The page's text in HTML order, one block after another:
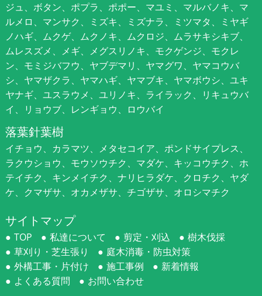
ジュ、ボタン、ポプラ、ポポー、マユミ、マルバノキ、マ
ルメロ、マンサク、ミズキ、ミズナラ、ミツマタ、ミヤギ
ノハギ、ムクゲ、ムクノキ、ムクロジ、ムラサキシキブ、
ムレスズメ、メギ、メグスリノキ、モクゲンジ、モクレ
ン、モミジバフウ、ヤブデマリ、ヤマグワ、ヤマコウバ
シ、ヤマザクラ、ヤマハギ、ヤマブキ、ヤマボウシ、ユキ
ヤナギ、ユスラウメ、ユリノキ、ライラック、リキュウバ
イ、リョウブ、レンギョウ、ロウバイ
落葉針葉樹
イチョウ、カラマツ、メタセコイア、ポンドサイプレス、
ラクウショウ、モウソウチク、マダケ、キッコウチク、ホ
テイチク、キンメイチク、ナリヒラダケ、クロチク、ヤダ
ケ、クマザサ、オカメザサ、チゴザサ、オロシマチク
サイトマップ
TOP 私達について 剪定・刈込
樹木伐採
草刈り・芝生張り
庭木消毒・防虫対策
外構工事・片付け
施工事例
新着情報
よくある質問
お問い合わせ